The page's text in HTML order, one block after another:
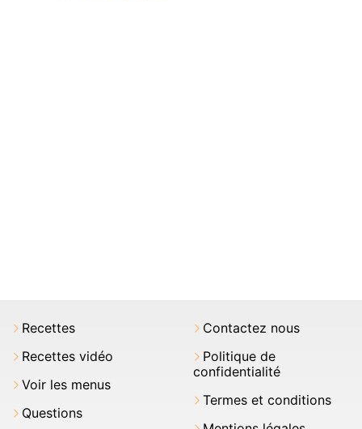
Recettes
Recettes vidéo
Voir les menus
Questions
Contactez nous
Politique de
confidentialité
Termes et conditions